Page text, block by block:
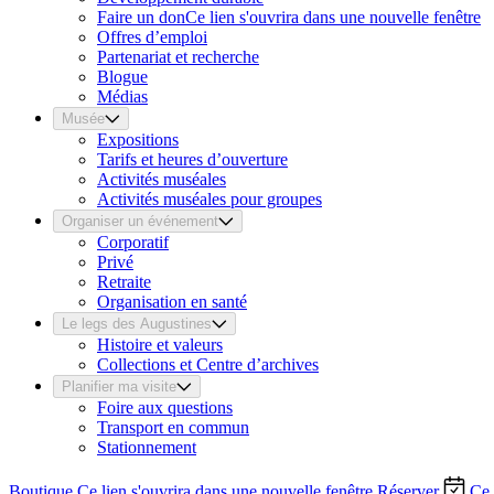
Faire un donCe lien s'ouvrira dans une nouvelle fenêtre
Offres d’emploi
Partenariat et recherche
Blogue
Médias
Musée
Expositions
Tarifs et heures d’ouverture
Activités muséales
Activités muséales pour groupes
Organiser un événement
Corporatif
Privé
Retraite
Organisation en santé
Le legs des Augustines
Histoire et valeurs
Collections et Centre d’archives
Planifier ma visite
Foire aux questions
Transport en commun
Stationnement